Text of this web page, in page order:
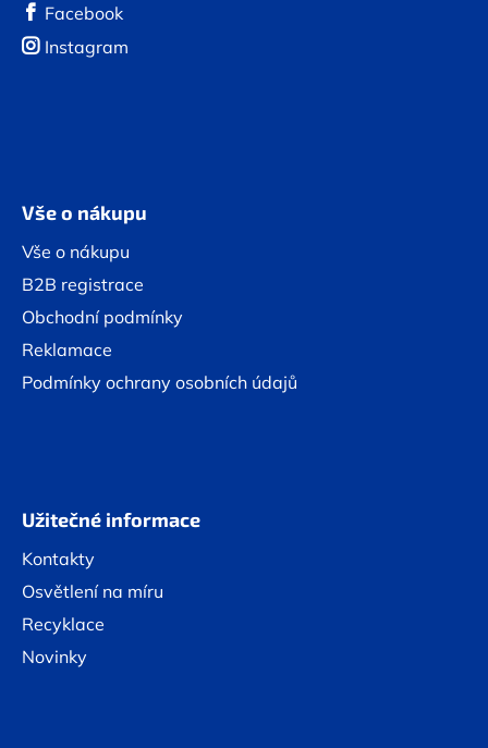
Facebook
Instagram
Vše o nákupu
Vše o nákupu
B2B registrace
Obchodní podmínky
Reklamace
Podmínky ochrany osobních údajů
Užitečné informace
Kontakty
Osvětlení na míru
Recyklace
Novinky